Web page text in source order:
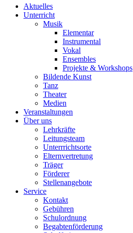
Aktuelles
Unterricht
Musik
Elementar
Instrumental
Vokal
Ensembles
Projekte & Workshops
Bildende Kunst
Tanz
Theater
Medien
Veranstaltungen
Über uns
Lehrkräfte
Leitungsteam
Unterrrichtsorte
Elternvertretung
Träger
Förderer
Stellenangebote
Service
Kontakt
Gebühren
Schulordnung
Begabtenförderung